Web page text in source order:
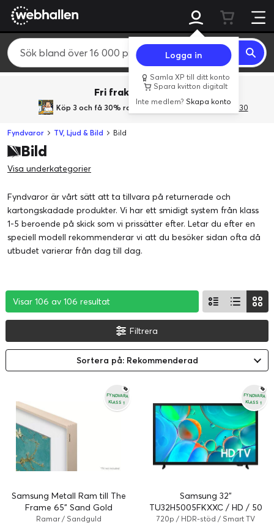
Logga in
Samla XP till ditt konto
Spara kvitton digitalt
Inte medlem?Skapa konto
Fri frakt över 800 kr.
Köp 3 och få 30% rabatt med rabattkoden 3Gives30
Fyndvaror TV, Ljud & Bild Bild
Bild
Visa underkategorier
Fyndvaror är vårt sätt att ta tillvara på returnerade och
kartongskadade produkter. Vi har ett smidigt system från klass
1-5 beroende på skick som vi prissätter efter. Letar du efter en
speciell modell rekommenderar vi att du besöker sidan ofta då
utbudet varierar från dag till dag.
Visar 106 av 106 resultat
Visar 106 av 106 resultat
Visar 106 av 106 resultat
Filtrera
Sortera på: Rekommenderad
FYNDVARA
KLASS 1
Samsung Metall Ram till The
Frame 65" Sand Gold
(Fyndvara klass 1)
Ramar / Sandguld
FYNDVARA
KLASS 1
Samsung 32"
TU32H5005FKXXC / HD / 50
Hz / Smart TV (Fyndvara
720p / HDR-stöd / Smart TV